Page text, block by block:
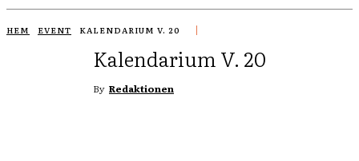
HEM EVENT KALENDARIUM V. 20
Kalendarium V. 20
By Redaktionen